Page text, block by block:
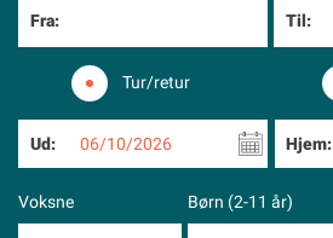
Fra: Til:
Tur/retur
Ud: 06/10/2026 Hjem:
Voksne Børn (2-11 år)